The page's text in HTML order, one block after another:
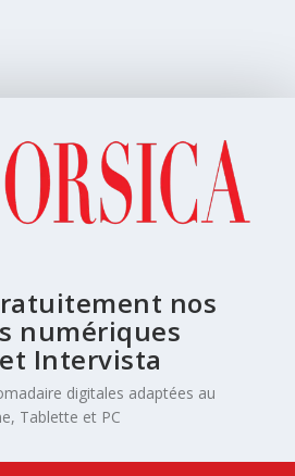
nos
numériques
Intervista
digitales adaptées au
Tablette et PC